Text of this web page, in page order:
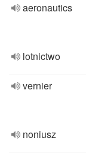
aeronautics
lotnictwo
vernier
noniusz